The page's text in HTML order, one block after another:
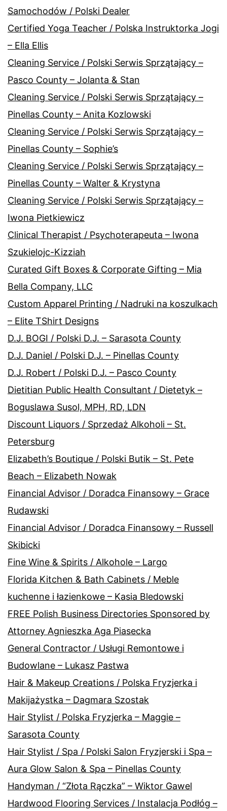
Samochodów / Polski Dealer
Certified Yoga Teacher / Polska Instruktorka Jogi
– Ella Ellis
Cleaning Service / Polski Serwis Sprzątający –
Pasco County – Jolanta & Stan
Cleaning Service / Polski Serwis Sprzątający –
Pinellas County – Anita Kozlowski
Cleaning Service / Polski Serwis Sprzątający –
Pinellas County – Sophie’s
Cleaning Service / Polski Serwis Sprzątający –
Pinellas County – Walter & Krystyna
Cleaning Service / Polski Serwis Sprzątający –
Iwona Pietkiewicz
Clinical Therapist / Psychoterapeuta – Iwona
Szukielojc-Kizziah
Curated Gift Boxes & Corporate Gifting – Mia
Bella Company, LLC
Custom Apparel Printing / Nadruki na koszulkach
– Elite TShirt Designs
D.J. BOGI / Polski D.J. – Sarasota County
D.J. Daniel / Polski D.J. – Pinellas County
D.J. Robert / Polski D.J. – Pasco County
Dietitian Public Health Consultant / Dietetyk –
Boguslawa Susol, MPH, RD, LDN
Discount Liquors / Sprzedaż Alkoholi – St.
Petersburg
Elizabeth’s Boutique / Polski Butik – St. Pete
Beach – Elizabeth Nowak
Financial Advisor / Doradca Finansowy – Grace
Rudawski
Financial Advisor / Doradca Finansowy – Russell
Skibicki
Fine Wine & Spirits / Alkohole – Largo
Florida Kitchen & Bath Cabinets / Meble
kuchenne i łazienkowe – Kasia Bledowski
FREE Polish Business Directories Sponsored by
Attorney Agnieszka Aga Piasecka
General Contractor / Usługi Remontowe i
Budowlane – Lukasz Pastwa
Hair & Makeup Creations / Polska Fryzjerka i
Makijażystka – Dagmara Szostak
Hair Stylist / Polska Fryzjerka – Maggie –
Sarasota County
Hair Stylist / Spa / Polski Salon Fryzjerski i Spa –
Aura Glow Salon & Spa – Pinellas County
Handyman / “Złota Rączka” – Wiktor Gawel
Hardwood Flooring Services / Instalacja Podłóg –